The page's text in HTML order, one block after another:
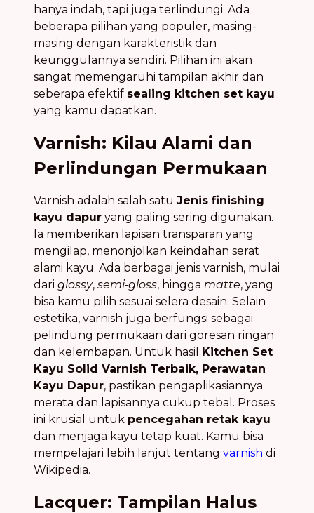
hanya indah, tapi juga terlindungi. Ada
beberapa pilihan yang populer, masing-
masing dengan karakteristik dan
keunggulannya sendiri. Pilihan ini akan
sangat memengaruhi tampilan akhir dan
seberapa efektif sealing kitchen set kayu
yang kamu dapatkan.
Varnish: Kilau Alami dan
Perlindungan Permukaan
Varnish adalah salah satu Jenis finishing
kayu dapur yang paling sering digunakan.
Ia memberikan lapisan transparan yang
mengilap, menonjolkan keindahan serat
alami kayu. Ada berbagai jenis varnish, mulai
dari glossy, semi-gloss, hingga matte, yang
bisa kamu pilih sesuai selera desain. Selain
estetika, varnish juga berfungsi sebagai
pelindung permukaan dari goresan ringan
dan kelembapan. Untuk hasil Kitchen Set
Kayu Solid Varnish Terbaik, Perawatan
Kayu Dapur, pastikan pengaplikasiannya
merata dan lapisannya cukup tebal. Proses
ini krusial untuk pencegahan retak kayu
dan menjaga kayu tetap kuat. Kamu bisa
mempelajari lebih lanjut tentang varnish di
Wikipedia.
Lacquer: Tampilan Halus